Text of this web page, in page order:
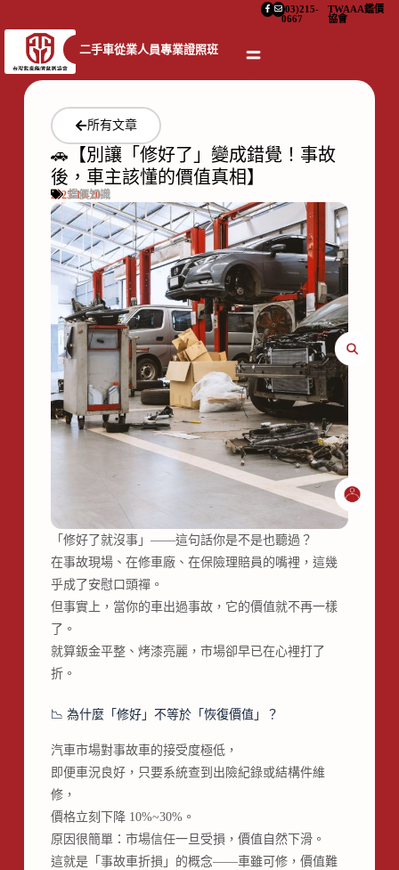
TWAAA鑑價
協會
(03)215-
0667
二手車從業人員專業證照班
所有文章
🚗【別讓「修好了」變成錯覺！事故
後，車主該懂的價值真相】
2025-10-20
鑑價知識
「修好了就沒事」——這句話你是不是也聽過？
在事故現場、在修車廠、在保險理賠員的嘴裡，這幾
乎成了安慰口頭禪。
但事實上，當你的車出過事故，它的價值就不再一樣
了。
就算鈑金平整、烤漆亮麗，市場卻早已在心裡打了
折。
📉 為什麼「修好」不等於「恢復價值」？
汽車市場對事故車的接受度極低，
即便車況良好，只要系統查到出險紀錄或結構件維
修，
價格立刻下降 10%~30%。
原因很簡單：市場信任一旦受損，價值自然下滑。
這就是「事故車折損」的概念——車雖可修，價值難